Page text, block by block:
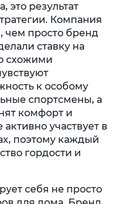
это результат
Компания
чем просто бренд
ставку на
схожими
к особому
спортсмены, а
комфорт и
участвует в
поэтому каждый
гордости и
себя не просто